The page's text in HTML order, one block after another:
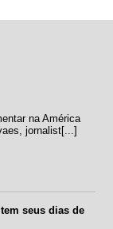
na América
jornalist[...]
seus dias de